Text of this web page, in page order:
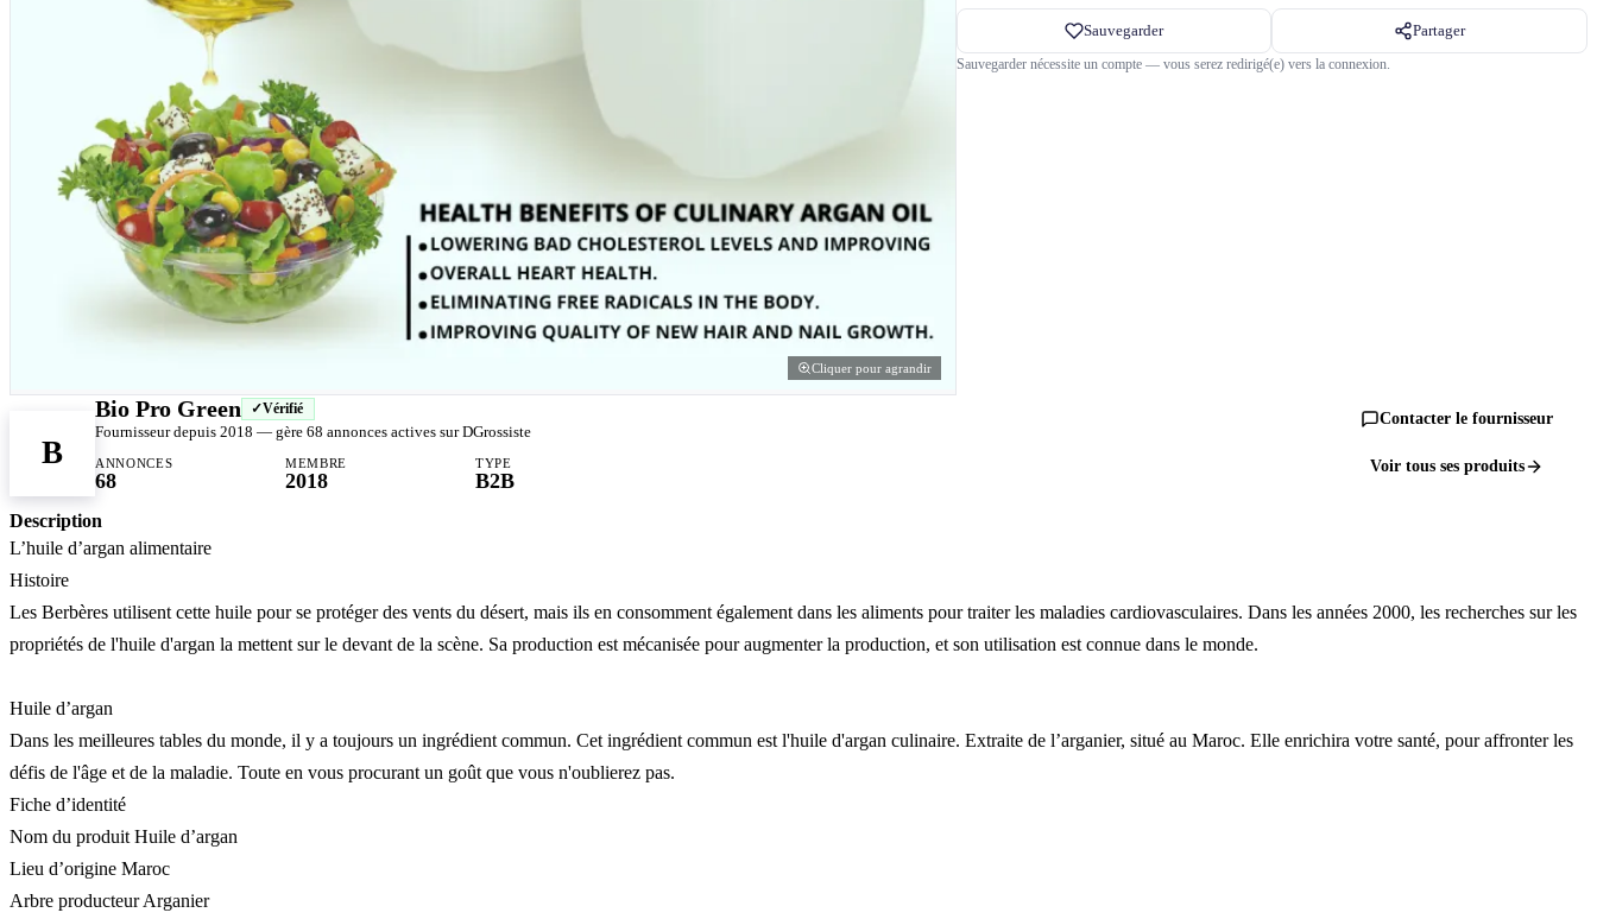
Cliquer pour agrandir
Sauvegarder Partager
Sauvegarder nécessite un compte — vous serez redirigé(e) vers la connexion.
B
Bio Pro Green Vérifié
Fournisseur depuis 2018 — gère 68 annonces actives sur DGrossiste
ANNONCES
68
MEMBRE
2018
TYPE
B2B
Contacter le fournisseur
Voir tous ses produits
Description
L’huile d’argan alimentaire
Histoire
Les Berbères utilisent cette huile pour se protéger des vents du désert, mais ils en consomment également dans les aliments pour traiter les maladies cardiovasculaires. Dans les années 2000, les recherches sur les
propriétés de l'huile d'argan la mettent sur le devant de la scène. Sa production est mécanisée pour augmenter la production, et son utilisation est connue dans le monde.
Huile d’argan
Dans les meilleures tables du monde, il y a toujours un ingrédient commun. Cet ingrédient commun est l'huile d'argan culinaire. Extraite de l’arganier, situé au Maroc. Elle enrichira votre santé, pour affronter les
défis de l'âge et de la maladie. Toute en vous procurant un goût que vous n'oublierez pas.
Fiche d’identité
Nom du produit Huile d’argan
Lieu d’origine Maroc
Arbre producteur Arganier